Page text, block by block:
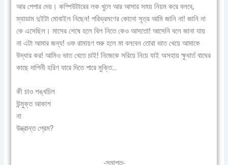
আর পেপার দেয়। কম্পিউটারের লক খুলে আর আসার সময় নিয়ম করে বলবে,
ম্যাডাম দুইটা মোবাইল নিছেন! পরিভ্রমণের কোনো সূত্র আমি জানি না! জানি না
কে এসেছিল। মাসের শেষে হলে বিল নিতে কেও আসতো! আসেনি বলে জানা যায়
না এটা আমার জন্য! ওফ রামায়ণ শুরু হলে মা বলবেন তোরা ভাত খেয়ে আমাকে
উদ্ধার কর! আমিও ভাত খেতে চাই! নিজেকে সরিয়ে নিয়ে যাই অসহায় ক্ষুধার্ত বাঘের
কাছে দাপিনী হরিণ যারে দিতে পারে মুক্তি…
কী চাও শঙ্খচিল
উন্মুক্ত আকাশ
না
উদ্ভ্রান্ত প্রেম?
-সমাপ্ত-